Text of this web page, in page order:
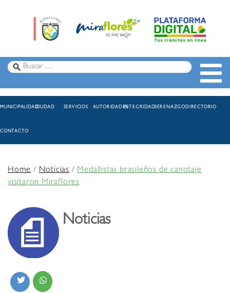
MUNICIPALIDADCIUDAD SERVICIOS AUTORIDADESINTEGRIDADSERENAZGODIRECTORIO
CONTACTO
Home/Noticias /Medallistas brasileños de canotaje
visitaron Miraflores
Noticias